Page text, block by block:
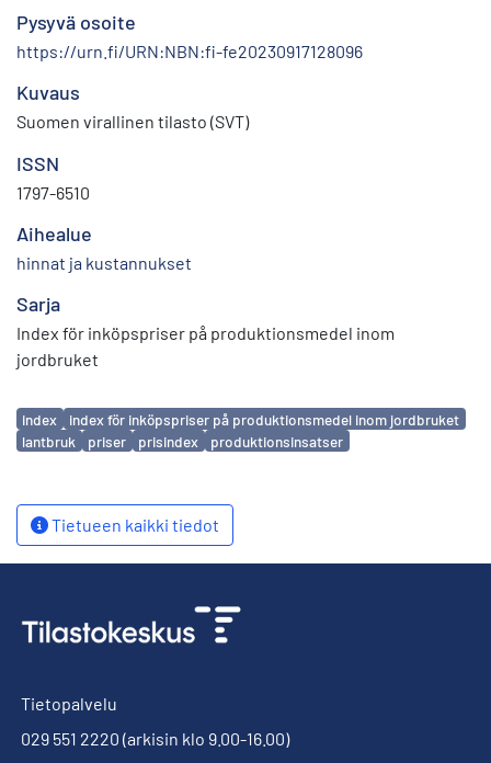
Pysyvä osoite
https://urn.fi/URN:NBN:fi-fe20230917128096
Kuvaus
Suomen virallinen tilasto (SVT)
ISSN
1797-6510
Aihealue
hinnat ja kustannukset
Sarja
Index för inköpspriser på produktionsmedel inom
jordbruket
Avainsanat
index
index för inköpspriser på produktionsmedel inom jordbruket
lantbruk
priser prisindex produktionsinsatser
Tietueen kaikki tiedot
Tietopalvelu
029 551 2220 (arkisin klo 9.00-16.00)